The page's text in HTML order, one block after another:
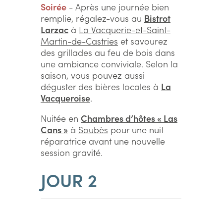
Soirée - Après une journée bien
remplie, régalez-vous au Bistrot
Larzac à La Vacquerie-et-Saint-
Martin-de-Castries et savourez
des grillades au feu de bois dans
une ambiance conviviale. Selon la
saison, vous pouvez aussi
déguster des bières locales à La
Vacqueroise.
Nuitée en Chambres d’hôtes « Las
Cans » à Soubès pour une nuit
réparatrice avant une nouvelle
session gravité.
JOUR 2